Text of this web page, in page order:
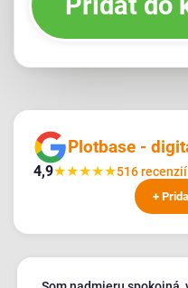
Plotbase -
4,9★★★★★516 recenzií
+